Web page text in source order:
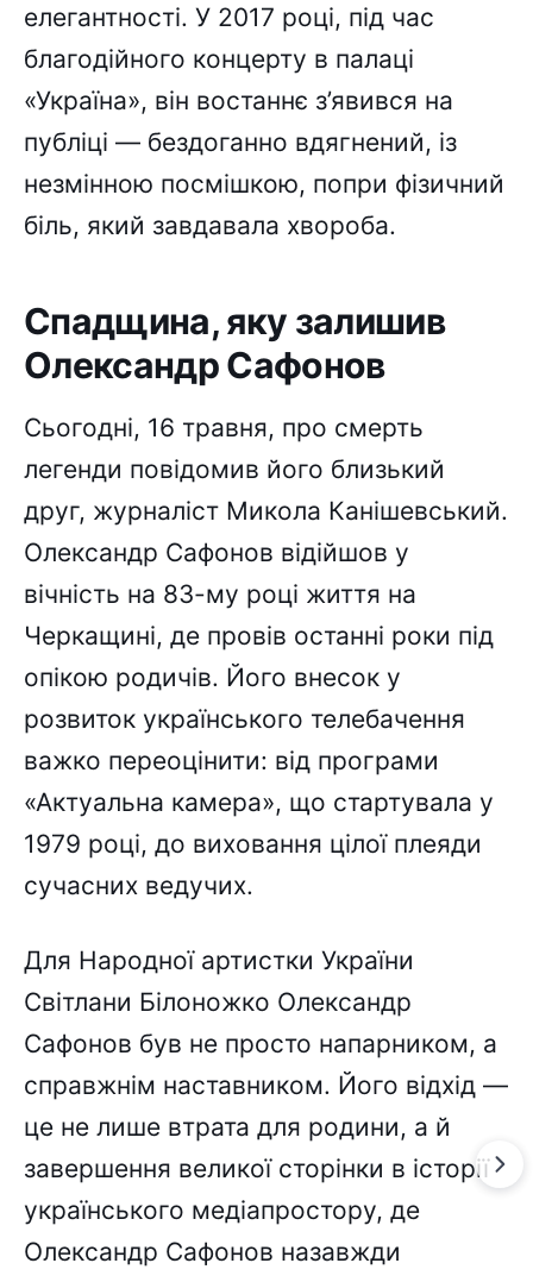
елегантності. У 2017 році, під час
благодійного концерту в палаці
«Україна», він востаннє з’явився на
публіці — бездоганно вдягнений, із
незмінною посмішкою, попри фізичний
біль, який завдавала хвороба.
Спадщина, яку залишив
Олександр Сафонов
Сьогодні, 16 травня, про смерть
легенди повідомив його близький
друг, журналіст Микола Канішевський.
Олександр Сафонов відійшов у
вічність на 83-му році життя на
Черкащині, де провів останні роки під
опікою родичів. Його внесок у
розвиток українського телебачення
важко переоцінити: від програми
«Актуальна камера», що стартувала у
1979 році, до виховання цілої плеяди
сучасних ведучих.
Для Народної артистки України
Світлани Білоножко Олександр
Сафонов був не просто напарником, а
справжнім наставником. Його відхід —
це не лише втрата для родини, а й
завершення великої сторінки в історії
українського медіапростору, де
Олександр Сафонов назавжди